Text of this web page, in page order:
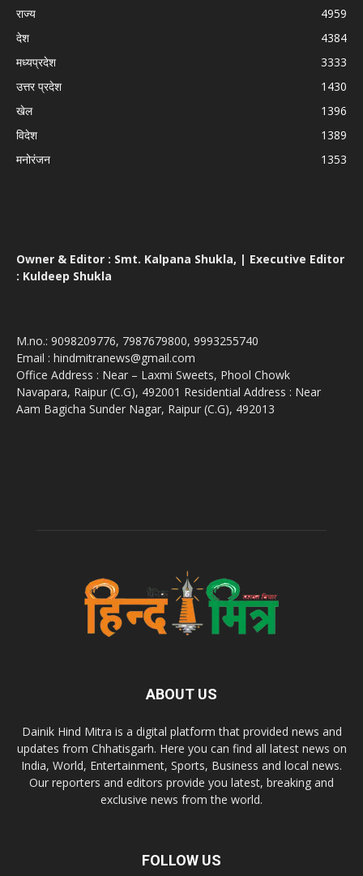
राज्य
4959
देश
4384
मध्यप्रदेश
3333
उत्तर प्रदेश
1430
खेल
1396
विदेश
1389
मनोरंजन
1353
Owner & Editor : Smt. Kalpana Shukla, | Executive Editor
: Kuldeep Shukla
M.no.: 9098209776, 7987679800, 9993255740
Email : hindmitranews@gmail.com
Office Address : Near – Laxmi Sweets, Phool Chowk
Navapara, Raipur (C.G), 492001 Residential Address : Near
Aam Bagicha Sunder Nagar, Raipur (C.G), 492013
ABOUT US
Dainik Hind Mitra is a digital platform that provided news and
updates from Chhatisgarh. Here you can find all latest news on
India, World, Entertainment, Sports, Business and local news.
Our reporters and editors provide you latest, breaking and
exclusive news from the world.
FOLLOW US